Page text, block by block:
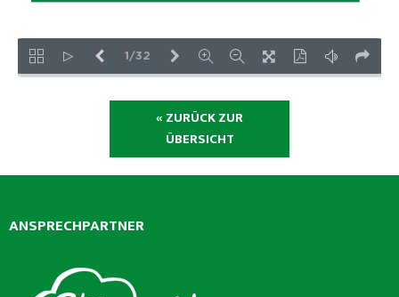
« ZURÜCK ZUR
ÜBERSICHT
ANSPRECHPARTNER